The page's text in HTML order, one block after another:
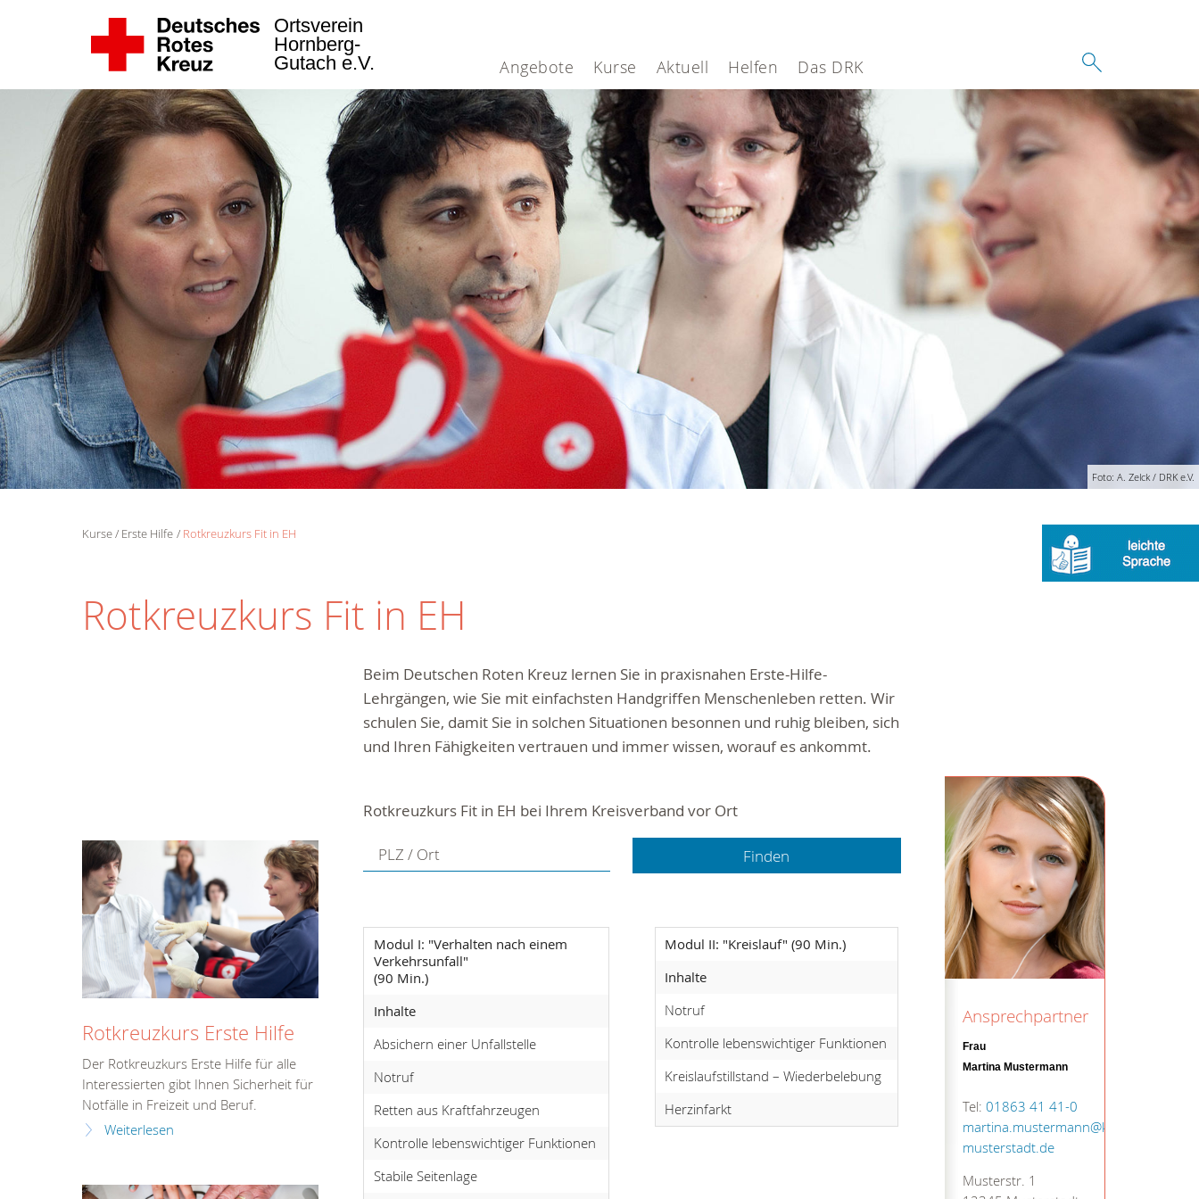
Angebote Kurse Aktuell Helfen Das DRK
Ortsverein
Hornberg-
Gutach e.V.
Foto: A. Zelck / DRK e.V.
Kurse Erste Hilfe Rotkreuzkurs Fit in EH
Rotkreuzkurs Fit in EH
Beim Deutschen Roten Kreuz lernen Sie in praxisnahen Erste-Hilfe-
Lehrgängen, wie Sie mit einfachsten Handgriffen Menschenleben retten. Wir
schulen Sie, damit Sie in solchen Situationen besonnen und ruhig bleiben, sich
und Ihren Fähigkeiten vertrauen und immer wissen, worauf es ankommt.
Ansprechpartner
Frau
Martina Mustermann
Tel: 01863 41 41-0
martina.mustermann@kv-
musterstadt.de
Musterstr. 1
Rotkreuzkurs Fit in EH bei Ihrem Kreisverband vor Ort
PLZ / Ort
Modul I: "Verhalten nach einem
Verkehrsunfall"
(90 Min.)
Inhalte
Absichern einer Unfallstelle
Notruf
Retten aus Kraftfahrzeugen
Kontrolle lebenswichtiger Funktionen
Stabile Seitenlage
Modul II: "Kreislauf" (90 Min.)
Inhalte
Notruf
Kontrolle lebenswichtiger Funktionen
Kreislaufstillstand – Wiederbelebung
Herzinfarkt
Rotkreuzkurs Erste Hilfe
Der Rotkreuzkurs Erste Hilfe für alle
Interessierten gibt Ihnen Sicherheit für
Notfälle in Freizeit und Beruf.
Weiterlesen